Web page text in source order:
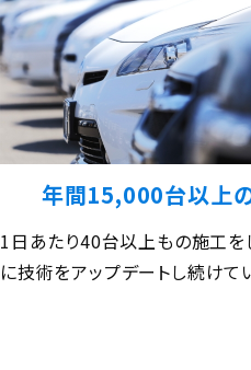
年間15,000台以上
1日あたり40台以上もの施工を
に技術をアップデートし続けて